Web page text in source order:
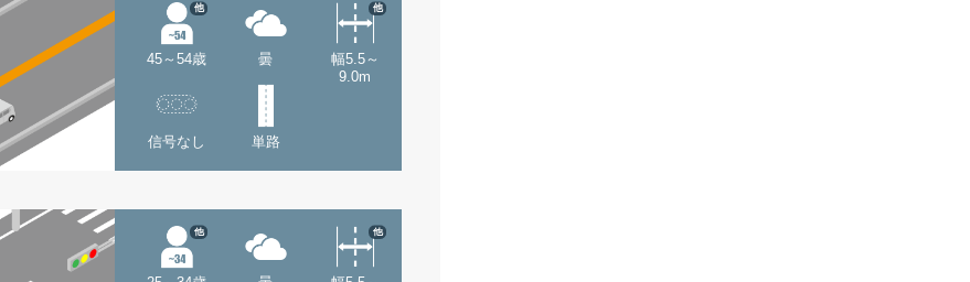
45～54歳
他
曇
幅5.5～
9.0m
他
信号なし 単路
他 他